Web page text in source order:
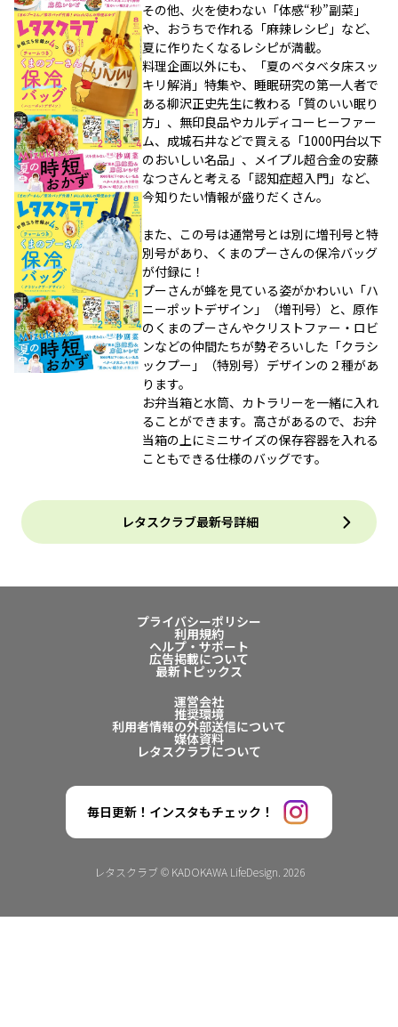
その他、火を使わない「体感“秒”副菜」
や、おうちで作れる「麻辣レシピ」など、
夏に作りたくなるレシピが満載。
料理企画以外にも、「夏のベタベタ床スッ
キリ解消」特集や、睡眠研究の第一人者で
ある柳沢正史先生に教わる「質のいい眠り
方」、無印良品やカルディコーヒーファー
ム、成城石井などで買える「1000円台以下
のおいしい名品」、メイプル超合金の安藤
なつさんと考える「認知症超入門」など、
今知りたい情報が盛りだくさん。
また、この号は通常号とは別に増刊号と特
別号があり、くまのプーさんの保冷バッグ
が付録に！
プーさんが蜂を見ている姿がかわいい「ハ
ニーポットデザイン」（増刊号）と、原作
のくまのプーさんやクリストファー・ロビ
ンなどの仲間たちが勢ぞろいした「クラシ
ックプー」（特別号）デザインの２種があ
ります。
お弁当箱と水筒、カトラリーを一緒に入れ
ることができます。高さがあるので、お弁
当箱の上にミニサイズの保存容器を入れる
こともできる仕様のバッグです。
レタスクラブ最新号詳細
プライバシーポリシー
利用規約
ヘルプ・サポート
広告掲載について
最新トピックス
運営会社
推奨環境
利用者情報の外部送信について
媒体資料
レタスクラブについて
毎日更新！インスタもチェック！
レタスクラブ © KADOKAWA LifeDesign. 2026